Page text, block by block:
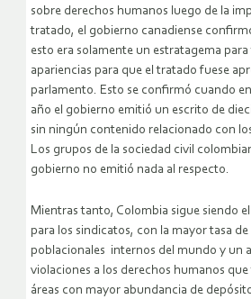
sobre derechos humanos luego de la
tratado, el gobierno canadiense
esto era solamente un estratagema
apariencias para que el tratado fuese
parlamento. Esto se confirmó cuando
año el gobierno emitió un escrito de
sin ningún contenido relacionado con
Los grupos de la sociedad civil
gobierno no emitió nada al respecto.
Mientras tanto, Colombia sigue siendo
para los sindicatos, con la mayor tasa
poblacionales internos del mundo y un
violaciones a los derechos humanos
áreas con mayor abundancia de